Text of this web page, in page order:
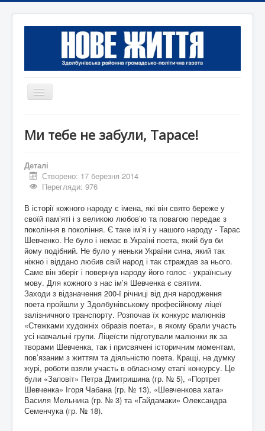
Перемикач
Редакція
Контактна інформація
Коротко
Ми тебе не забули, Тарасе!
Деталі
Створено: 17 березня 2014
Перегляди: 976
В історії кожного народу є імена, які він свято береже у
своїй пам’яті і з великою любов’ю та повагою передає з
покоління в покоління. Є таке ім’я і у нашого народу - Тарас
Шевченко. Не було і немає в Україні поета, який був би
йому подібний. Не було у неньки України сина, який так
ніжно і віддано любив свій народ і так страждав за нього.
Саме він зберіг і повернув народу його голос - українську
мову. Для кожного з нас ім’я Шевченка є святим.
Заходи з відзначення 200-ї річниці від дня народження
поета пройшли у Здолбунівському професійному ліцеї
залізничного транспорту. Розпочав їх конкурс малюнків
«Стежками художніх образів поета», в якому брали участь
усі навчальні групи. Ліцеїсти підготували малюнки як за
творами Шевченка, так і присвячені історичним моментам,
пов’язаним з життям та діяльністю поета. Кращі, на думку
журі, роботи взяли участь в обласному етапі конкурсу. Це
були «Заповіт» Петра Дмитришина (гр. № 5), «Портрет
Шевченка» Ігоря Чабана (гр. № 13), «Шевченкова хата»
Василя Мельника (гр. № 3) та «Гайдамаки» Олександра
Семенчука (гр. № 18).